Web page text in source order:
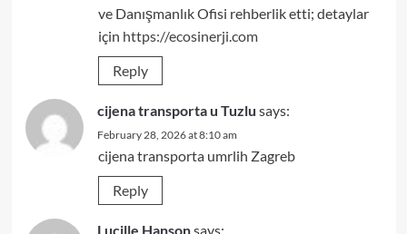
ve Danışmanlık Ofisi rehberlik etti; detaylar
için https://ecosinerji.com
Reply
cijena transporta u Tuzlu says:
February 28, 2026 at 8:10 am
cijena transporta umrlih Zagreb
Reply
Lucille Hansonsays: